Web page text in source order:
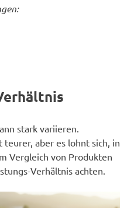
stark variieren.
aber es lohnt sich, in
Vergleich von Produkten
Verhältnis achten.